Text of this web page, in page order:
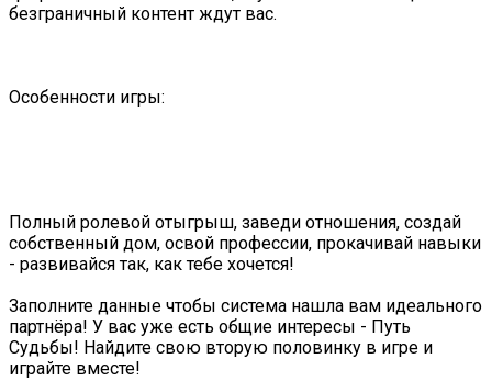
безграничный контент ждут вас.
Особенности игры:
Полный ролевой отыгрыш, заведи отношения, создай
собственный дом, освой профессии, прокачивай навыки
- развивайся так, как тебе хочется!
Заполните данные чтобы система нашла вам идеального
партнёра! У вас уже есть общие интересы - Путь
Судьбы! Найдите свою вторую половинку в игре и
играйте вместе!